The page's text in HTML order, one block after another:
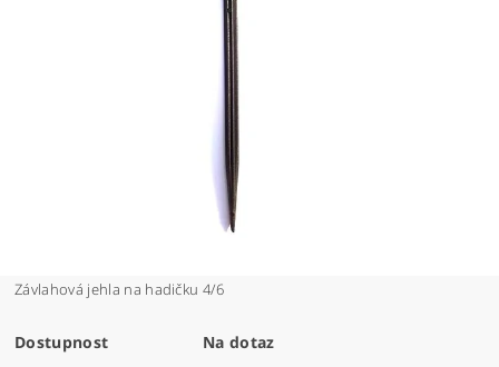
Závlahová jehla na hadičku 4/6
Dostupnost Na dotaz